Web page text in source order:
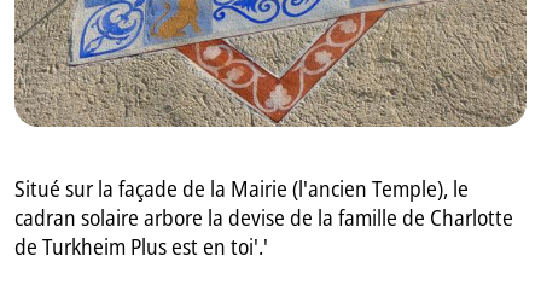
Situé sur la façade de la Mairie (l'ancien Temple), le
cadran solaire arbore la devise de la famille de Charlotte
de Turkheim Plus est en toi'.'